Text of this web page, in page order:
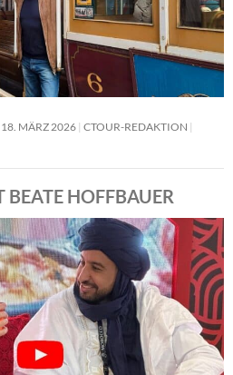
18. MÄRZ 2026 CTOUR-REDAKTION
HOFFBAUER